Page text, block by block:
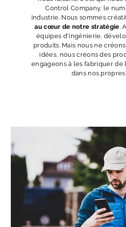
Control Company, le
industrie. Nous sommes
au cœur de notre stratégie.
équipes d'ingénierie,
produits. Mais nous ne
idées, nous créons des
engageons à les fabriquer de
dans nos